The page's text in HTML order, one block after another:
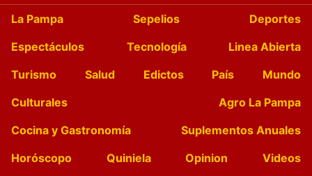
La Pampa Sepelios
Deportes
Espectáculos
Tecnología
Linea Abierta
Turismo
Salud Edictos País
Mundo
Culturales
Agro La Pampa
Cocina y Gastronomía
Suplementos Anuales
Horóscopo
Quiniela Opinion
Videos